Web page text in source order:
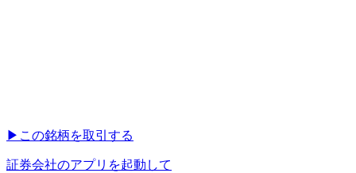
▶︎ この銘柄を取引する
証券会社のアプリを起動して